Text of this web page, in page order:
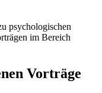
psychologischen
im Bereich
Vorträge